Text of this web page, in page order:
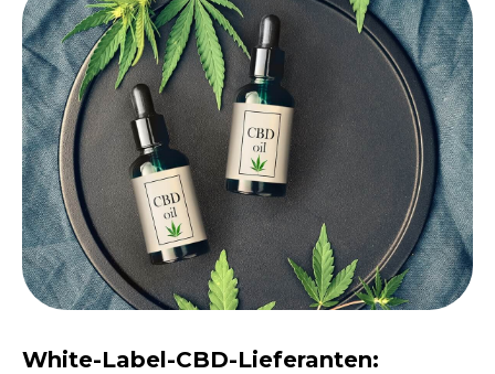
White-Label-CBD-Lieferanten: